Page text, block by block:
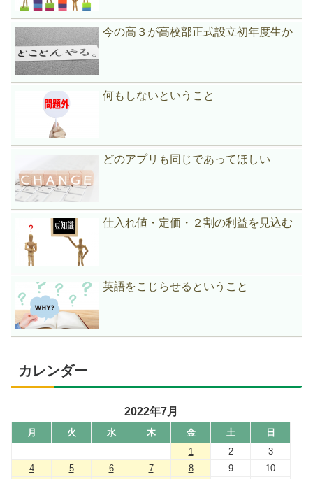
今の高３が高校部正式設立初年度生か
何もしないということ
どのアプリも同じであってほしい
仕入れ値・定価・２割の利益を見込む
英語をこじらせるということ
カレンダー
2022年7月
月 火 水 木 金 土
日
1
2
3
4
5 6 7 8 9
10